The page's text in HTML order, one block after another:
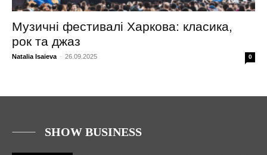
Музичні фестивалі Харкова: класика,
рок та джаз
Natalia Isaieva - 26.09.2025 0
SHOW BUSINESS